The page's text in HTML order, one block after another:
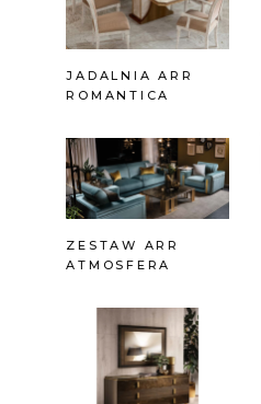
JADALNIA ARR
ROMANTICA
ZESTAW ARR
ATMOSFERA